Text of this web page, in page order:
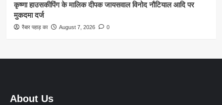
कृष्णा हाउसकीपिंग के मालिक दीपक जायसवाल विनोद नौटियाल आदि पर
मुकदमा दर्ज
रैबार पहाड़ का August 7, 2026 0
About Us